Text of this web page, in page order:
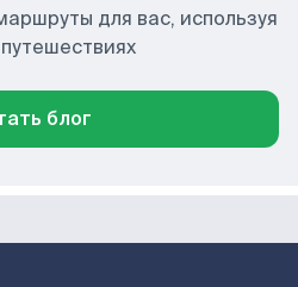
для вас, используя
блог